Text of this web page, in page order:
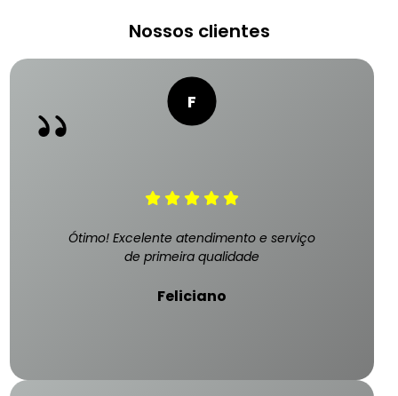
Nossos clientes
Ótimo! Excelente atendimento e serviço
de primeira qualidade
Feliciano